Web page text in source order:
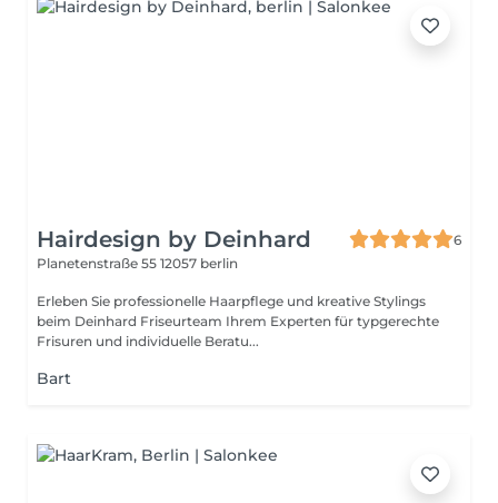
Hairdesign by Deinhard
6
Planetenstraße 55 12057 berlin
Erleben Sie professionelle Haarpflege und kreative Stylings
beim Deinhard Friseurteam Ihrem Experten für typgerechte
Frisuren und individuelle Beratu...
Bart